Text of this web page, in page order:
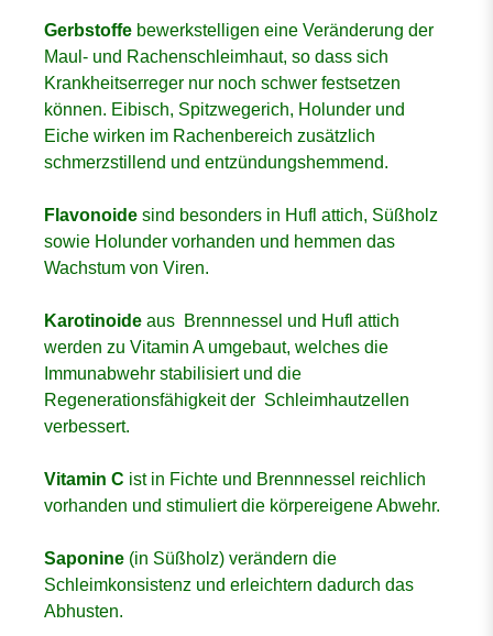
Gerbstoffe bewerkstelligen eine Veränderung der
Maul- und Rachenschleimhaut, so dass sich
Krankheitserreger nur noch schwer festsetzen
können. Eibisch, Spitzwegerich, Holunder und
Eiche wirken im Rachenbereich zusätzlich
schmerzstillend und entzündungshemmend.
Flavonoide sind besonders in Hufl attich, Süßholz
sowie Holunder vorhanden und hemmen das
Wachstum von Viren.
Karotinoide aus Brennnessel und Hufl attich
werden zu Vitamin A umgebaut, welches die
Immunabwehr stabilisiert und die
Regenerationsfähigkeit der Schleimhautzellen
verbessert.
Vitamin C ist in Fichte und Brennnessel reichlich
vorhanden und stimuliert die körpereigene Abwehr.
Saponine (in Süßholz) verändern die
Schleimkonsistenz und erleichtern dadurch das
Abhusten.